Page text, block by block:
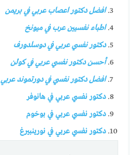
افضل دكتور اعصاب عربي في بريمن
اطباء نفسيين عرب في ميونخ
دكتور نفسي عربي في دوسلدورف
أحسن دكتور نفسي عربي في كولن
افضل دكتور نفسي في دورتموند عربي
دكتور نفسي عربي في هانوفر
دكتور نفسي عربي في بوخوم
دكتور نفسي عربي في نورينبيرغ